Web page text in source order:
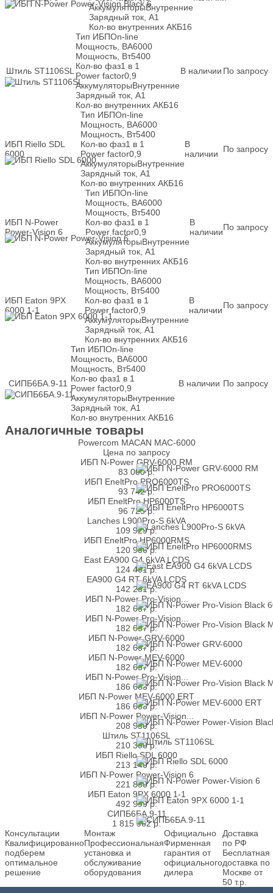
АккумуляторыВнутренние
Зарядный ток, А1
Кол-во внутренних АКБ16
Штиль ST1106SL
Тип ИБПOn-line
Мощность, ВА6000
Мощность, Вт5400
Кол-во фаз1 в 1
Power factor0,9
АккумуляторыВнутренние
Зарядный ток, А1
Кол-во внутренних АКБ16
В наличии По запросу
ИБП Riello SDL
6000
Тип ИБПOn-line
Мощность, ВА6000
Мощность, Вт5400
Кол-во фаз1 в 1
Power factor0,9
АккумуляторыВнутренние
Зарядный ток, А1
Кол-во внутренних АКБ16
В
наличии
По запросу
ИБП N-Power
Power-Vision 6
Тип ИБПOn-line
Мощность, ВА6000
Мощность, Вт5400
Кол-во фаз1 в 1
Power factor0,9
АккумуляторыВнутренние
Зарядный ток, А1
Кол-во внутренних АКБ16
В
наличииПо запросу
ИБП Eaton 9PX
6000 1-1
Тип ИБПOn-line
Мощность, ВА6000
Мощность, Вт5400
Кол-во фаз1 в 1
Power factor0,9
АккумуляторыВнутренние
Зарядный ток, А1
Кол-во внутренних АКБ16
В
наличииПо запросу
СИПБ6БА.9-11
Тип ИБПOn-line
Мощность, ВА6000
Мощность, Вт5400
Кол-во фаз1 в 1
Power factor0,9
АккумуляторыВнутренние
Зарядный ток, А1
Кол-во внутренних АКБ16
В наличии По запросу
Аналогичные товары
Powercom MACAN MAC-6000
Цена по запросу
ИБП N-Power GRV-6000 RM
83 000р.
ИБП EneltPro PRO6000TS
93 742р.
ИБП EneltPro HP6000TS
96 725р.
Lanches L900Pro-S 6kVA
109 929р.
ИБП EneltPro HP6000RMS
120 906р.
East EA900 G4 6kVA LCDS
124 401р.
EA900 G4 RT 6kVA LCDS
142 231р.
ИБП N-Power Pro-Vision...
182 657р.
ИБП N-Power Pro-Vision...
182 657р.
ИБП N-Power GRV-6000
182 657р.
ИБП N-Power MEV-6000
182 657р.
ИБП N-Power Pro-Vision...
186 683р.
ИБП N-Power MEV-6000 ERT
186 683р.
ИБП N-Power Power-Vision...
208 950р.
Штиль ST1106SL
210 300р.
ИБП Riello SDL 6000
213 140р.
ИБП N-Power Power-Vision 6
221 850р.
ИБП Eaton 9PX 6000 1-1
492 999р.
СИПБ6БА.9-11
1 815 962р.
Консультации
Квалифицированно
подберем
оптимальное
решение
Монтаж
Профессиональная
установка и
обслуживание
оборудования
Официально
Фирменная
гарантия от
официального
дилера
Доставка
по РФ
Бесплатная
доставка по
Москве от
50 т.р.